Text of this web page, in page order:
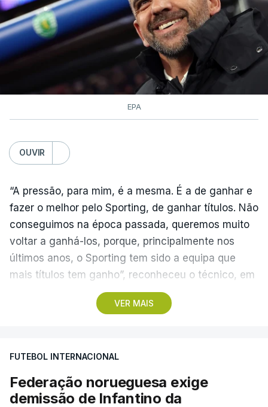
EPA
OUVIR
VER MAIS
“A pressão, para mim, é a mesma. É a de ganhar e
fazer o melhor pelo Sporting, de ganhar títulos. Não
conseguimos na época passada, queremos muito
voltar a ganhá-los, porque, principalmente nos
últimos anos, o Sporting tem sido a equipa que
mais títulos tem ganho”, reconheceu o técnico, em
Amadora, mas foi dominada pela atividade dos
‘leões’ no mercado de transferências, onde Borges
vincou, mais do que uma vez, que o clube “tem
FUTEBOL INTERNACIONAL
Federação norueguesa exige
demissão de Infantino da